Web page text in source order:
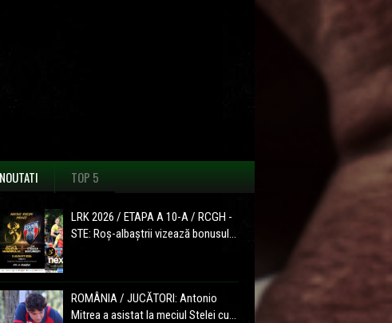
NOUTATI TOP 5
LRK 2026 / ETAPA A 10-A / RCGH -
STE: Roș-albaștrii vizează bonusul...
ROMÂNIA / JUCĂTORI: Antonio
Mitrea a asistat la meciul Stelei cu...